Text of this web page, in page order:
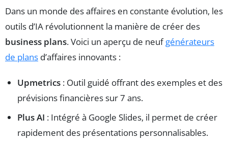
Dans un monde des affaires en constante évolution, les
outils d’IA révolutionnent la manière de créer des
business plans. Voici un aperçu de neufgénérateurs
de plans d’affaires innovants :
Upmetrics : Outil guidé offrant des exemples et des
prévisions financières sur 7 ans.
Plus AI : Intégré à Google Slides, il permet de créer
rapidement des présentations personnalisables.